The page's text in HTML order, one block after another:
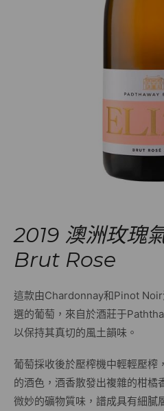
2019 澳洲玫瑰
Brut Rose
這款由Chardonnay和Pinot
選的葡萄，來自於酒莊于
以保持其真切的風土韻味。
葡萄採收後於壓榨機中輕輕壓榨
的酒色，酒香散發出複雜的柑橘
微妙的礦物質味，譜成具有細膩